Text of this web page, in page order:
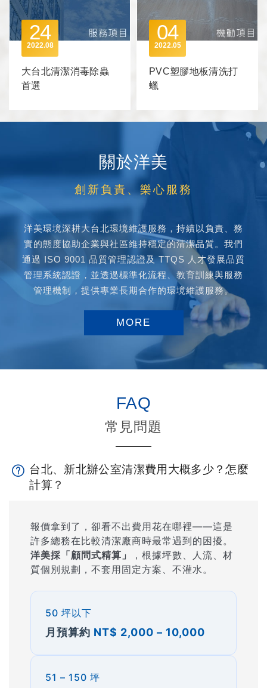
員流動、臨時請假無人
補位與清潔品質不穩等
委外風險。
24
08
2022
大台北清潔消毒除蟲
首選
04
05
2022
PVC塑膠地板清洗打
蠟
關於洋美
洋美環境深耕大台北環境維護服務，持續以負責、務
實的態度協助企業與社區維持穩定的清潔品質。我們
通過 ISO 9001 品質管理認證及 TTQS 人才發展品質
管理系統認證，並透過標準化流程、教育訓練與服務
管理機制，提供專業長期合作的環境維護服務。
MORE
FAQ
常見問題
台北、新北辦公室清潔費用大概多少？怎麼
計算？
報價拿到了，卻看不出費用花在哪裡——這是
許多總務在比較清潔廠商時最常遇到的困擾。
洋美採「顧問式精算」
，根據坪數、人流、材
質個別規劃，不套用固定方案、不灌水。
50 坪以下
月預算約 NT$ 2,000 – 10,000
51 – 150 坪